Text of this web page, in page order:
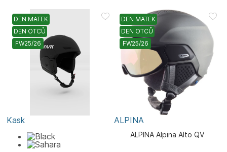
DEN MATEK
DEN OTCŮ
FW25/26
Kask
DEN MATEK
DEN OTCŮ
FW25/26
ALPINA
ALPINA Alpina Alto QV